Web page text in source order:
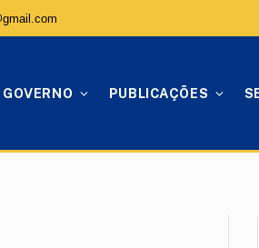
GOVERNO PUBLICAÇÕES